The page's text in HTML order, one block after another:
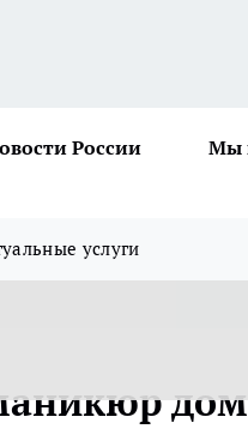
России Мы
услуги